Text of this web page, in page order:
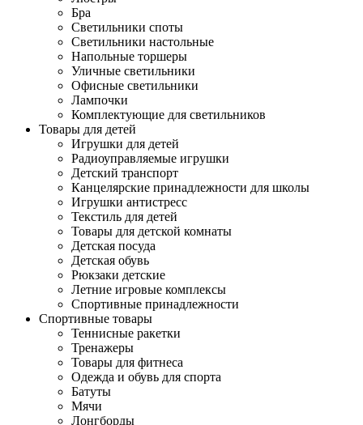
Бра
Светильники споты
Светильники настольные
Напольные торшеры
Уличные светильники
Офисные светильники
Лампочки
Комплектующие для светильников
Товары для детей
Игрушки для детей
Радиоуправляемые игрушки
Детский транспорт
Канцелярские принадлежности для школы
Игрушки антистресс
Текстиль для детей
Товары для детской комнаты
Детская посуда
Детская обувь
Рюкзаки детские
Летние игровые комплексы
Спортивные принадлежности
Спортивные товары
Теннисные ракетки
Тренажеры
Товары для фитнеса
Одежда и обувь для спорта
Батуты
Мячи
Лонгборды